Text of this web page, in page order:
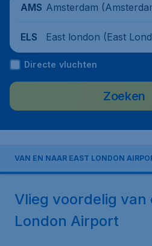
AMS Amsterdam
ELS
East london (East
Afrika
Directe vluchten
Zoeken
VAN EN NAAR EAST LONDON
Vlieg voordelig van
London Airport